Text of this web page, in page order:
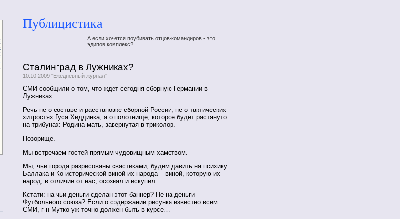
Публицистика
А если хочется поубивать отцов-командиров - это
эдипов комплекс?
Сталинград в Лужниках?
10.10.2009 "Ежедневный журнал"
СМИ сообщили о том, что ждет сегодня сборную Германии в
Лужниках.
Речь не о составе и расстановке сборной России, не о тактических
хитростях Гуса Хиддинка, а о полотнище, которое будет растянуто
на трибунах: Родина-мать, завернутая в триколор.
Позорище.
Мы встречаем гостей прямым чудовищным хамством.
Мы, чьи города разрисованы свастиками, будем давить на психику
Баллака и Ко исторической виной их народа – виной, которую их
народ, в отличие от нас, осознал и искупил.
Кстати: на чьи деньги сделан этот баннер? Не на деньги
Футбольного союза? Если о содержании рисунка известно всем
СМИ, г-н Мутко уж точно должен быть в курсе…